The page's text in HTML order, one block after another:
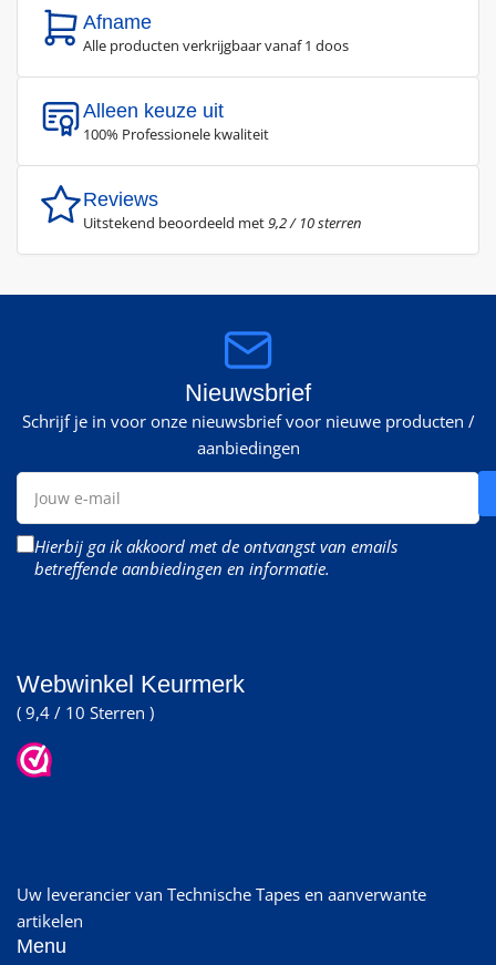
Afname
Alle producten verkrijgbaar vanaf 1 doos
Alleen keuze uit
100% Professionele kwaliteit
Reviews
Uitstekend beoordeeld met9,2 / 10 sterren
Nieuwsbrief
Schrijf je in voor onze nieuwsbrief voor nieuwe producten /
aanbiedingen
Jouw
mail
Hierbij ga ik akkoord met de ontvangst van emails
betreffende aanbiedingen en informatie.
Webwinkel Keurmerk
( 9,4 / 10 Sterren )
Uw leverancier van Technische Tapes en aanverwante
artikelen
Menu